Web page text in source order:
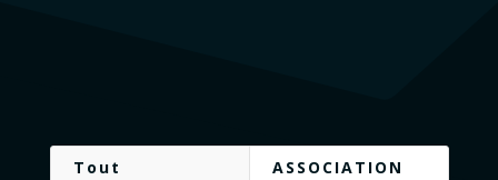
Tout ASSOCIATION